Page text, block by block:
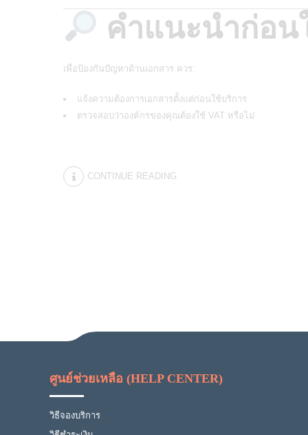
คำแนะนำก่อน
เพื่อป้องกันปัญหาด้านเอกสาร ควร:
แจ้งความต้องการเอกสารตั้งแต่ก่อนใช้บริการ
ตรวจสอบว่าองค์กรของคุณต้องใช้ VAT หรือไม่
CONTINUE READING
ศูนย์ช่วยเหลือ (HELP CENTER)
วิธีจองบริการ